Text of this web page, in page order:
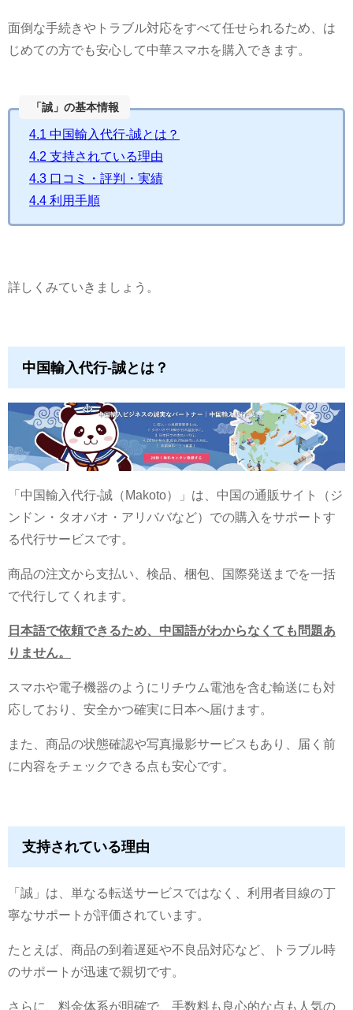
面倒な手続きやトラブル対応をすべて任せられるため、は
じめての方でも安心して中華スマホを購入できます。
「誠」の基本情報
4.1 中国輸入代行-誠とは？
4.2 支持されている理由
4.3 口コミ・評判・実績
4.4 利用手順
詳しくみていきましょう。
中国輸入代行-誠とは？
「中国輸入代行-誠（Makoto）」は、中国の通販サイト（ジ
ンドン・タオバオ・アリババなど）での購入をサポートす
る代行サービスです。
商品の注文から支払い、検品、梱包、国際発送までを一括
で代行してくれます。
日本語で依頼できるため、中国語がわからなくても問題あ
りません。
スマホや電子機器のようにリチウム電池を含む輸送にも対
応しており、安全かつ確実に日本へ届けます。
また、商品の状態確認や写真撮影サービスもあり、届く前
に内容をチェックできる点も安心です。
支持されている理由
「誠」は、単なる転送サービスではなく、利用者目線の丁
寧なサポートが評価されています。
たとえば、商品の到着遅延や不良品対応など、トラブル時
のサポートが迅速で親切です。
さらに、料金体系が明確で、手数料も良心的な点も人気の